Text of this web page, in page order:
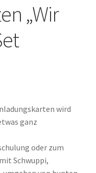
„Wir
wird
ganz
oder zum
Schwuppi,